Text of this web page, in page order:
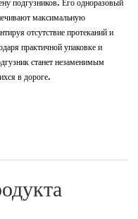
подгузников. Его одноразовый
максимальную
отсутствие протеканий и
практичной упаковке и
станет незаменимым
в дороге.